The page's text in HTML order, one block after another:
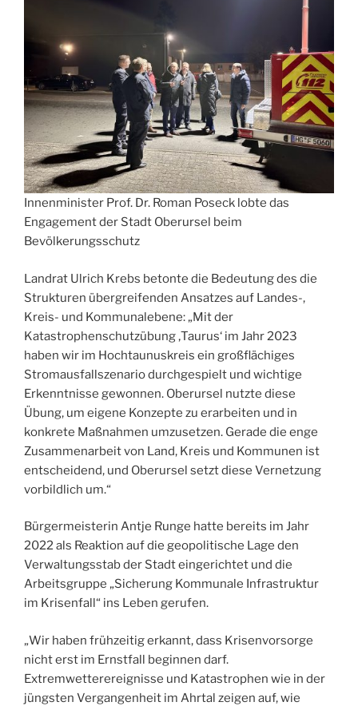
Innenminister Prof. Dr. Roman Poseck lobte das
Engagement der Stadt Oberursel beim
Bevölkerungsschutz
Landrat Ulrich Krebs betonte die Bedeutung des die
Strukturen übergreifenden Ansatzes auf Landes-,
Kreis- und Kommunalebene: „Mit der
Katastrophenschutzübung ‚Taurus‘ im Jahr 2023
haben wir im Hochtaunuskreis ein großflächiges
Stromausfallszenario durchgespielt und wichtige
Erkenntnisse gewonnen. Oberursel nutzte diese
Übung, um eigene Konzepte zu erarbeiten und in
konkrete Maßnahmen umzusetzen. Gerade die enge
Zusammenarbeit von Land, Kreis und Kommunen ist
entscheidend, und Oberursel setzt diese Vernetzung
vorbildlich um.“
Bürgermeisterin Antje Runge hatte bereits im Jahr
2022 als Reaktion auf die geopolitische Lage den
Verwaltungsstab der Stadt eingerichtet und die
Arbeitsgruppe „Sicherung Kommunale Infrastruktur
im Krisenfall“ ins Leben gerufen.
„Wir haben frühzeitig erkannt, dass Krisenvorsorge
nicht erst im Ernstfall beginnen darf.
Extremwetterereignisse und Katastrophen wie in der
jüngsten Vergangenheit im Ahrtal zeigen auf, wie